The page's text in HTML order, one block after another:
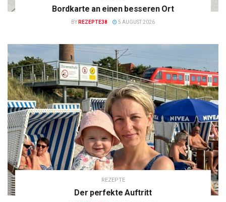
Bordkarte an einen besseren Ort
BY REZEPTE38 5 AUGUST 2026
REZEPTE
Der perfekte Auftritt